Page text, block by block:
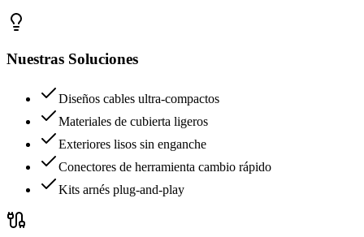
Nuestras Soluciones
Diseños cables ultra-compactos
Materiales de cubierta ligeros
Exteriores lisos sin enganche
Conectores de herramienta cambio rápido
Kits arnés plug-and-play